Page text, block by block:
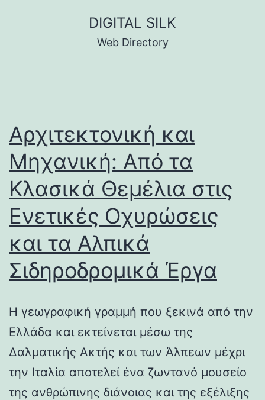
DIGITAL SILK
Web Directory
Αρχιτεκτονική και
Μηχανική: Από τα
Κλασικά Θεμέλια στις
Ενετικές Οχυρώσεις
και τα Αλπικά
Σιδηροδρομικά Έργα
Η γεωγραφική γραμμή που ξεκινά από την
Ελλάδα και εκτείνεται μέσω της
Δαλματικής Ακτής και των Άλπεων μέχρι
την Ιταλία αποτελεί ένα ζωντανό μουσείο
της ανθρώπινης διάνοιας και της εξέλιξης